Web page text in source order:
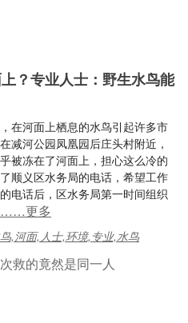
？专业人士：野生水鸟能
在河面上栖息的水鸟引起许多市
减河公园凤凰园后庄头村附近，
被冻在了河面上，担心这么冷的
顺义区水务局的电话，希望工作
电话后，区水务局第一时间组织
……更多
,河面,人士,环境,专业,水鸟